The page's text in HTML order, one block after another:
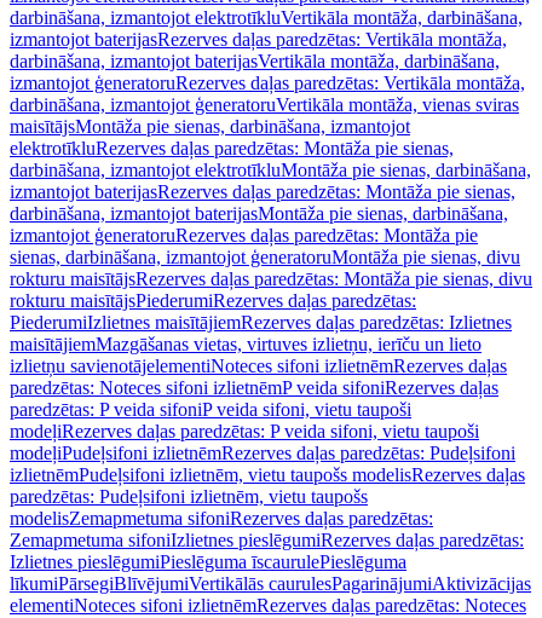
darbināšana, izmantojot elektrotīkluVertikāla montāža, darbināšana,
izmantojot baterijasRezerves daļas paredzētas: Vertikāla montāža,
darbināšana, izmantojot baterijasVertikāla montāža, darbināšana,
izmantojot ģeneratoruRezerves daļas paredzētas: Vertikāla montāža,
darbināšana, izmantojot ģeneratoruVertikāla montāža, vienas sviras
maisītājsMontāža pie sienas, darbināšana, izmantojot
elektrotīkluRezerves daļas paredzētas: Montāža pie sienas,
darbināšana, izmantojot elektrotīkluMontāža pie sienas, darbināšana,
izmantojot baterijasRezerves daļas paredzētas: Montāža pie sienas,
darbināšana, izmantojot baterijasMontāža pie sienas, darbināšana,
izmantojot ģeneratoruRezerves daļas paredzētas: Montāža pie
sienas, darbināšana, izmantojot ģeneratoruMontāža pie sienas, divu
rokturu maisītājsRezerves daļas paredzētas: Montāža pie sienas, divu
rokturu maisītājsPiederumiRezerves daļas paredzētas:
PiederumiIzlietnes maisītājiemRezerves daļas paredzētas: Izlietnes
maisītājiemMazgāšanas vietas, virtuves izlietņu, ierīču un lieto
izlietņu savienotājelementiNoteces sifoni izlietnēmRezerves daļas
paredzētas: Noteces sifoni izlietnēmP veida sifoniRezerves daļas
paredzētas: P veida sifoniP veida sifoni, vietu taupoši
modeļiRezerves daļas paredzētas: P veida sifoni, vietu taupoši
modeļiPudeļsifoni izlietnēmRezerves daļas paredzētas: Pudeļsifoni
izlietnēmPudeļsifoni izlietnēm, vietu taupošs modelisRezerves daļas
paredzētas: Pudeļsifoni izlietnēm, vietu taupošs
modelisZemapmetuma sifoniRezerves daļas paredzētas:
Zemapmetuma sifoniIzlietnes pieslēgumiRezerves daļas paredzētas:
Izlietnes pieslēgumiPieslēguma īscaurulePieslēguma
līkumiPārsegiBlīvējumiVertikālās caurulesPagarinājumiAktivizācijas
elementiNoteces sifoni izlietnēmRezerves daļas paredzētas: Noteces